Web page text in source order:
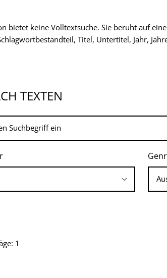
bietet keine Volltextsuche. Sie beruht auf
Titel, Untertitel, Jahr,
TEXTEN
1